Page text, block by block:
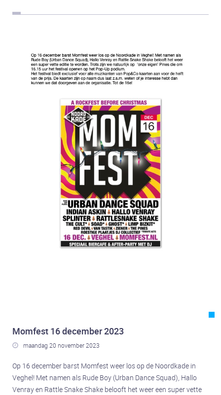
Momfest 16 december 2023
 maandag 20 november 2023
Op 16 december barst Momfest weer los op de Noordkade in
Veghel! Met namen als Rude Boy (Urban Dance Squad), Hallo
Venray en Rattle Snake Shake belooft het weer een super vette
Turbulence
Composites
The Next Generation
Sound Bites
Eden
Sylo6
Repetitieruimtes
Veghel
Schijndel
Sint-Oedenrode
Nieuws
FAQ
Agenda
Agenda
Volg ons!